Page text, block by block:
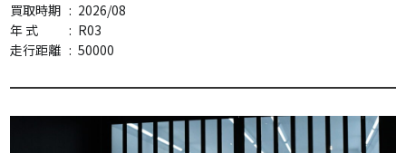
買取時期 : 2026/08
年 式
: R03
走行距離 : 50000